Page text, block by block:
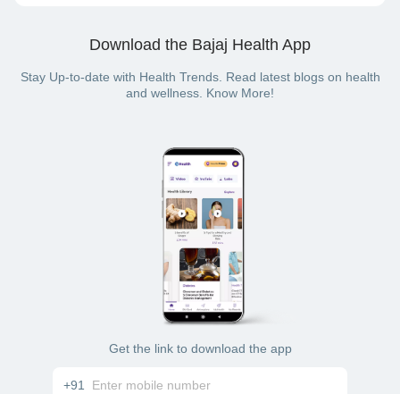
Download the Bajaj Health App
Stay Up-to-date with Health Trends. Read latest blogs on health
and wellness. Know More!
Get the link to download the app
+91